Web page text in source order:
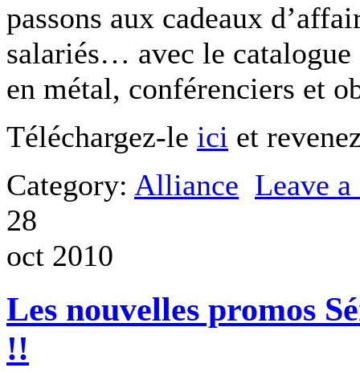
passons aux cadeaux
salariés… avec le catalogue
en métal, conférenciers et
Téléchargez-le ici et
Category: Alliance Leave
28
oct 2010
Les nouvelles promos
!!